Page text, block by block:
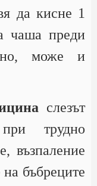
да кисне 1
чаша преди
може и
слезът
трудно
възпаление
бъбреците